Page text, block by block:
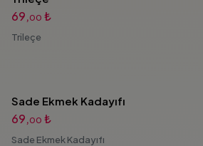
69,00 ₺
Trileçe
Sade Ekmek Kadayıfı
69,00 ₺
Sade Ekmek Kadayıfı